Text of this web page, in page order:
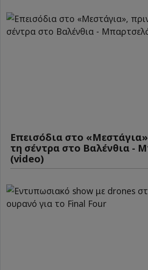
Επεισόδια στο
τη σέντρα στο Βαλένθια -
(video)